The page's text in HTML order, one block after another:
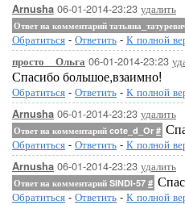
Arnusha 06-01-2014-23:23 удалить
Ответ на комментарий
Обратиться - Ответить - К полной
просто__Ольга 06-01-2014-23:23
Спасибо большое,взаимно!
Обратиться - Ответить - К полной
Arnusha 06-01-2014-23:23 удалить
Ответ на комментарий cote_d_Or #
Обратиться - Ответить - К полной
Arnusha 06-01-2014-23:23 удалить
Ответ на комментарий SINDI-57 #
Обратиться - Ответить - К полной